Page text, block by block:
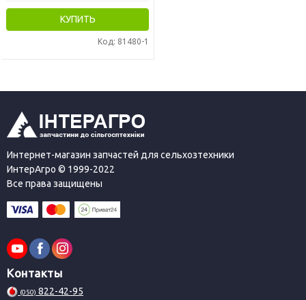
КУПИТЬ
Код: 81480-1
Интернет-магазин запчастей для сельхозтехники
ИнтерАгро © 1999-2022
Все права защищены
Контакты
(050) 822-42-95